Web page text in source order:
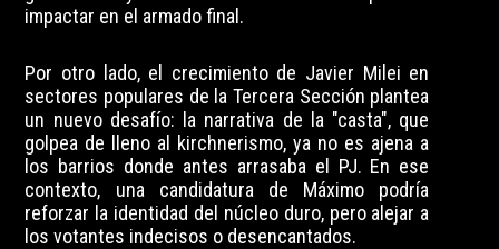
impactar en el armado final.
Por otro lado, el crecimiento de Javier Milei en
sectores populares de la Tercera Sección plantea
un nuevo desafío: la narrativa de la "casta", que
golpea de lleno al kirchnerismo, ya no es ajena a
los barrios donde antes arrasaba el PJ. En ese
contexto, una candidatura de Máximo podría
reforzar la identidad del núcleo duro, pero alejar a
los votantes indecisos o desencantados.